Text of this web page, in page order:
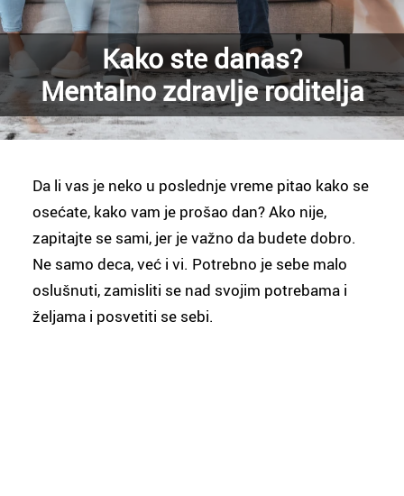
Kako ste danas?
Mentalno zdravlje roditelja
Da li vas je neko u poslednje vreme pitao kako se
osećate, kako vam je prošao dan? Ako nije,
zapitajte se sami, jer je važno da budete dobro.
Ne samo deca, već i vi. Potrebno je sebe malo
oslušnuti, zamisliti se nad svojim potrebama i
željama i posvetiti se sebi.